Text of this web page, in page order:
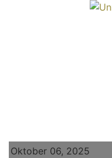
Oktober 06, 2025